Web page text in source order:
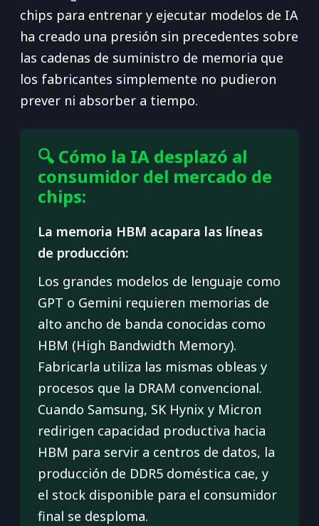
chips para entrenar y ejecutar modelos de IA
ha creado una presión sin precedentes sobre
las cadenas de suministro de memoria que
los fabricantes simplemente no pudieron
prever ni absorber a tiempo.
🔍 Cómo la IA desplazó al
consumidor del mercado de
chips:
La memoria HBM acapara las líneas
de producción:
Los grandes modelos de lenguaje como
GPT o Gemini requieren memorias de
alto ancho de banda conocidas como
HBM (High Bandwidth Memory).
Fabricarla utiliza las mismas obleas y
procesos que la DRAM convencional.
Cuando Samsung, SK Hynix y Micron
redirigen capacidad productiva hacia
HBM para servir a centros de datos, la
producción de DDR5 doméstica cae, y
el stock disponible para el consumidor
final se desploma.